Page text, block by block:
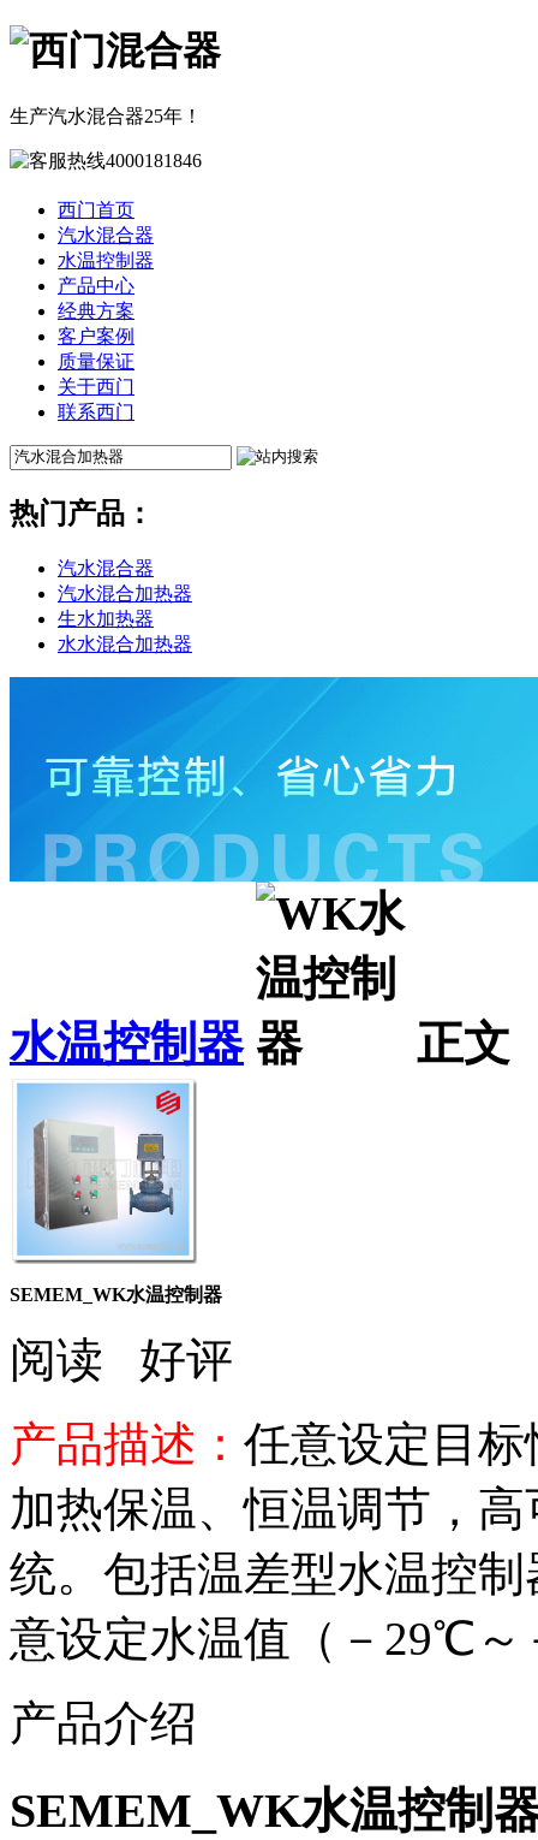
生产汽水混合器25年！
西门首页
汽水混合器
水温控制器
产品中心
经典方案
客户案例
质量保证
关于西门
联系西门
热门产品：
汽水混合器
汽水混合加热器
生水加热器
水水混合加热器
水温控制器 正文
SEMEM_WK水温控制器
阅读
好评
产品描述： 任意设定目
加热保温、恒温调节，
统。包括温差型水温控
意设定水温值（－29℃
产品介绍
SEMEM_WK水温控制